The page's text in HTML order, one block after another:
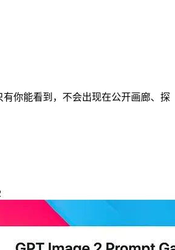
你能看到，不会出现在公开画廊、探